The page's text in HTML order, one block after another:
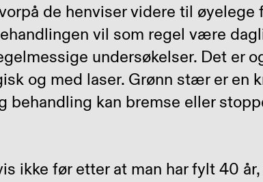
de henviser videre til øyelege
vil som regel være
undersøkelser. Det er
og med laser. Grønn stær er en
behandling kan bremse eller
ikke før etter at man har fylt 40 år,